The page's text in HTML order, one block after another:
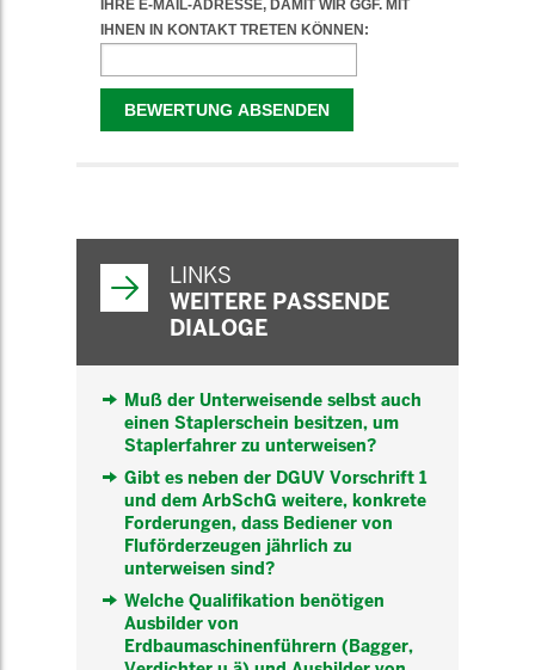
LINKS
WEITERE PASSENDE
DIALOGE
Muß der Unterweisende selbst auch
einen Staplerschein besitzen, um
Staplerfahrer zu unterweisen?
Gibt es neben der DGUV Vorschrift 1
und dem ArbSchG weitere, konkrete
Forderungen, dass Bediener von
Fluförderzeugen jährlich zu
unterweisen sind?
Welche Qualifikation benötigen
Ausbilder von
Erdbaumaschinenführern (Bagger,